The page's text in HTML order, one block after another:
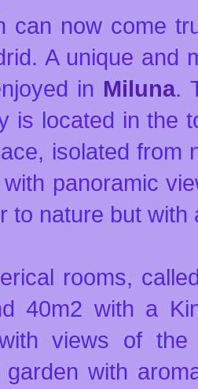
can now come
A unique and
in Miluna.
is located in the
isolated from
panoramic
to nature but
rooms,
40m2 with a
views of
garden with